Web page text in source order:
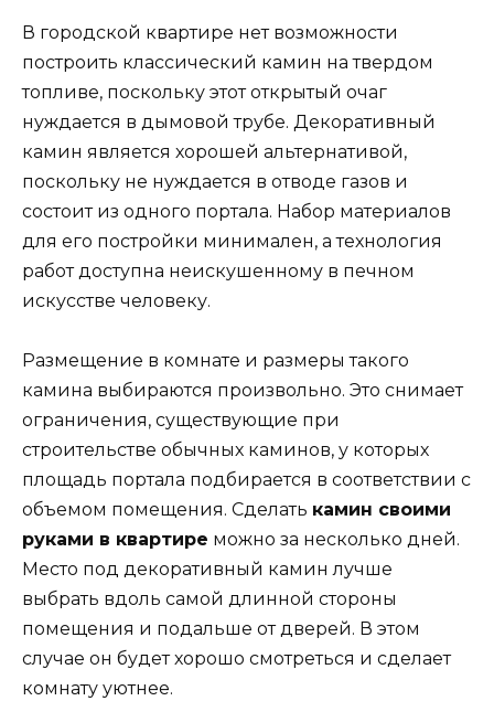
В городской квартире нет возможности
построить классический камин на твердом
топливе, поскольку этот открытый очаг
нуждается в дымовой трубе. Декоративный
камин является хорошей альтернативой,
поскольку не нуждается в отводе газов и
состоит из одного портала. Набор материалов
для его постройки минимален, а технология
работ доступна неискушенному в печном
искусстве человеку.
Размещение в комнате и размеры такого
камина выбираются произвольно. Это снимает
ограничения, существующие при
строительстве обычных каминов, у которых
площадь портала подбирается в соответствии с
объемом помещения. Сделать камин своими
руками в квартире можно за несколько дней.
Место под декоративный камин лучше
выбрать вдоль самой длинной стороны
помещения и подальше от дверей. В этом
случае он будет хорошо смотреться и сделает
комнату уютнее.